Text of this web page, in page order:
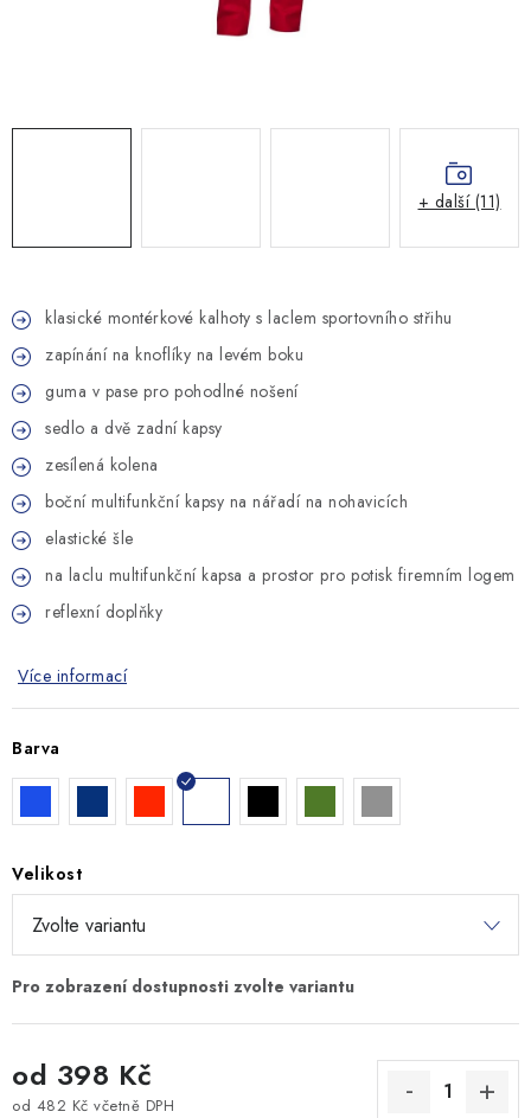
Velkoobchod O nás Kontakty
Náhradní plnění
klasické montérkové kalhoty s laclem sportovního střihu
zapínání na knoflíky na levém boku
guma v pase pro pohodlné nošení
sedlo a dvě zadní kapsy
zesílená kolena
boční multifunkční kapsy na nářadí na nohavicích
elastické šle
na laclu multifunkční kapsa a prostor pro potisk firemním logem
reflexní doplňky
Více informací
Barva
Velikost
od 398 Kč
od 482 Kč včetně DPH
+ další (11)